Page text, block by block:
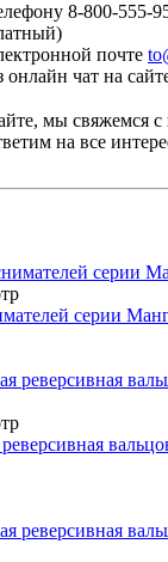
8-800-555-
почте
онлайн чат на
мы свяжемся с
на все
серии